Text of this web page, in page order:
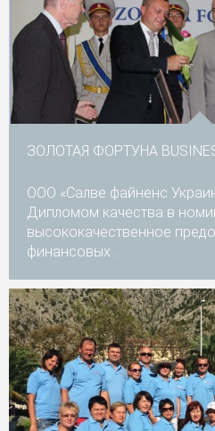
ЗОЛОТАЯ ФОРТУНА
ООО «Салве файненс
Дипломом качества в
высококачественное
финансовых ...